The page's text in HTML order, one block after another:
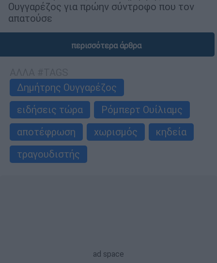
Ουγγαρέζος για πρώην σύντροφο που τον
απατούσε
περισσότερα άρθρα
Δημήτρης Ουγγαρέζος
ειδήσεις τώρα
Ρόμπερτ Ουίλιαμς
αποτέφρωση
χωρισμός
κηδεία
τραγουδιστής